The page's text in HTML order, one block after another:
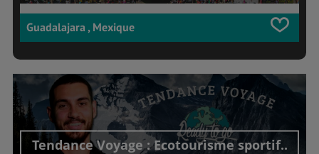
Guadalajara , Mexique
Tendance Voyage : Ecotourisme sportif..